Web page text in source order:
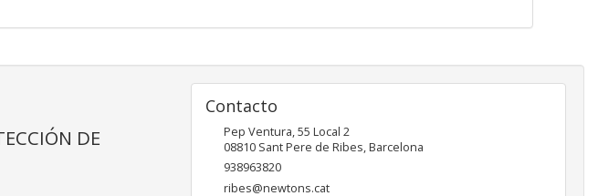
DE
Contacto
Pep Ventura, 55 Local 2
08810 Sant Pere de Ribes,Barcelona
938963820
ribes@newtons.cat